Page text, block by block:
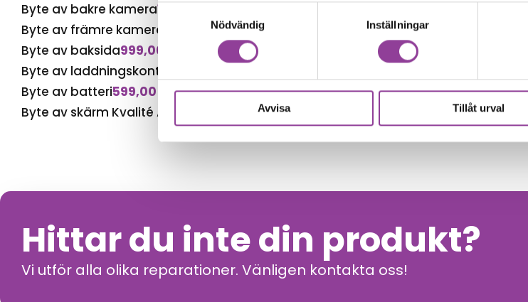
Samtyckesval
Nödvändig
Inställningar
Avvisa Tillåt urval
Byte av bakre kamera1 699,00
Byte av främre kamera
kr
Byte av baksida999,00
Byte av laddningskontakt
Byte av batteri599,00
Byte av skärm Kvalité A (Original Display)1 499,00
Hittar du inte din produkt?
Vi utför alla olika reparationer. Vänligen kontakta oss!